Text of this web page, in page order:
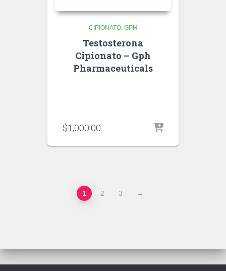
CIPIONATO GPH
Testosterona
Cipionato – Gph
Pharmaceuticals
$1,000.00
1 2 3 →